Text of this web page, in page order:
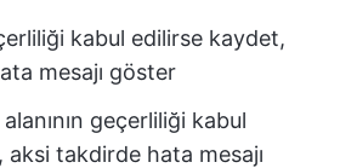
kabul edilirse kaydet,
mesajı göster
geçerliliği kabul
takdirde hata mesajı